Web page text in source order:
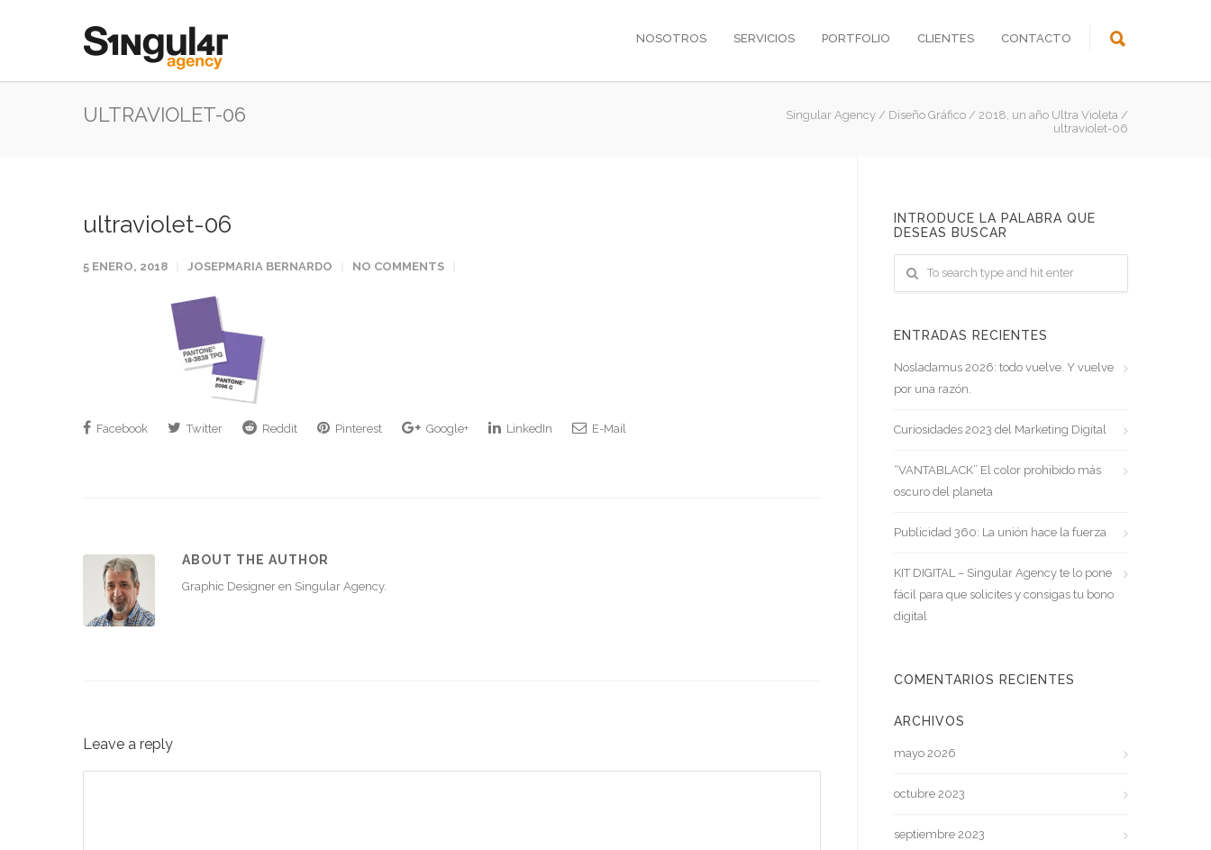
NOSOTROS SERVICIOS PORTFOLIO CLIENTES CONTACTO
ULTRAVIOLET-06 Singular Agency / Diseño Gráfico / 2018, un año Ultra Violeta /
ultraviolet-06
ultraviolet-06
5 ENERO, 2018 JOSEPMARIA BERNARDO NO COMMENTS
Facebook Twitter Reddit Pinterest Google+ LinkedIn E-Mail
ABOUT THE AUTHOR
Graphic Designer en Singular Agency.
Leave a reply
INTRODUCE LA PALABRA QUE
DESEAS BUSCAR
ENTRADAS RECIENTES
Nosladamus 2026: todo vuelve. Y vuelve
por una razón.
Curiosidades 2023 del Marketing Digital
“VANTABLACK” El color prohibido más
oscuro del planeta
Publicidad 360: La unión hace la fuerza
KIT DIGITAL – Singular Agency te lo pone
fácil para que solicites y consigas tu bono
digital
COMENTARIOS RECIENTES
ARCHIVOS
mayo 2026
octubre 2023
septiembre 2023